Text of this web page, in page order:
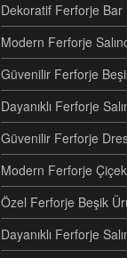
Dekoratif Ferforje Bar
Modern Ferforje
Güvenilir Ferforje
Dayanıklı Ferforje
Güvenilir Ferforje
Modern Ferforje
Özel Ferforje Beşik
Dayanıklı Ferforje